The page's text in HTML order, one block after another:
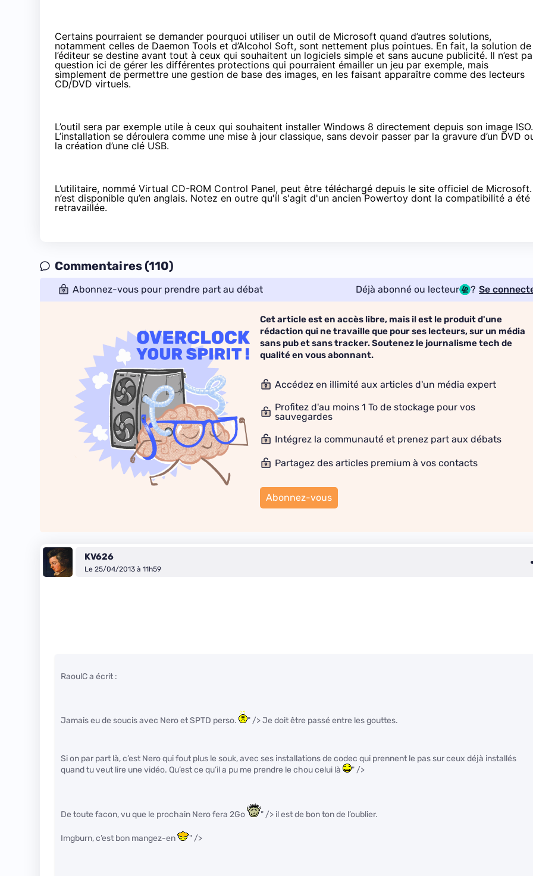
Certains pourraient se demander pourquoi utiliser un outil de Microsoft quand d’autres solutions,
notamment celles de Daemon Tools et d’Alcohol Soft, sont nettement plus pointues. En fait, la solution de
l’éditeur se destine avant tout à ceux qui souhaitent un logiciels simple et sans aucune publicité. Il n’est
question ici de gérer les différentes protections qui pourraient émailler un jeu par exemple, mais
simplement de permettre une gestion de base des images, en les faisant apparaître comme des lecteurs
CD/DVD virtuels.
L’outil sera par exemple utile à ceux qui souhaitent installer Windows 8 directement depuis son image ISO.
L’installation se déroulera comme une mise à jour classique, sans devoir passer par la gravure d’un DVD
la création d’une clé USB.
L’utilitaire, nommé Virtual CD-ROM Control Panel, peut être téléchargé depuis le site officiel de Microsoft
n’est disponible qu’en anglais. Notez en outre qu'il s'agit d'un ancien Powertoy dont la compatibilité a été
retravaillée.
Commentaires (110)
Abonnez-vous pour prendre part au débat Déjà abonné ou lecteur ? Se
Cet article est en accès libre, mais il est le produit d'une
rédaction qui ne travaille que pour ses lecteurs, sur un média
sans pub et sans tracker. Soutenez le journalisme tech de
qualité en vous abonnant.
Accédez en illimité aux articles d'un média expert
Profitez d'au moins 1 To de stockage pour vos
sauvegardes
Intégrez la communauté et prenez part aux débats
Partagez des articles premium à vos contacts
Abonnez-vous
KV626
Le 25/04/2013 à 11h59
RaoulC a écrit :
Jamais eu de soucis avec Nero et SPTD perso. " /> Je doit être passé entre les gouttes.
Si on par part là, c’est Nero qui fout plus le souk, avec ses installations de codec qui prennent le pas sur ceux déjà installés
quand tu veut lire une vidéo. Qu’est ce qu’il a pu me prendre le chou celui là
" />
De toute facon, vu que le prochain Nero fera 2Go " /> il est de bon ton de l’oublier.
Imgburn, c’est bon mangez-en " />